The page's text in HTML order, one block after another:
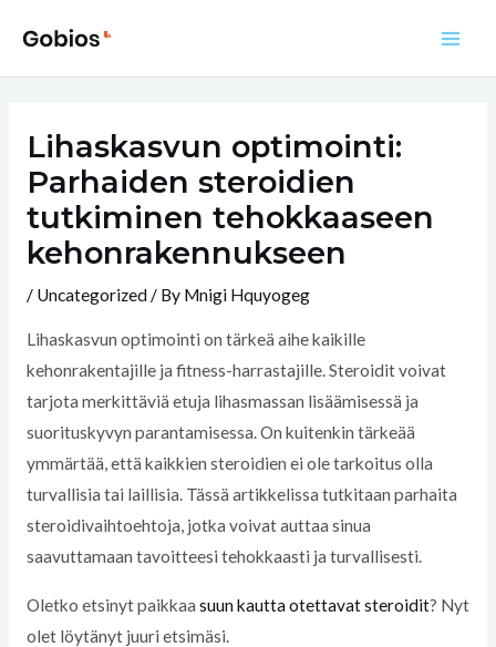
content
Lihaskasvun optimointi:
Parhaiden steroidien
tutkiminen tehokkaaseen
kehonrakennukseen
/ Uncategorized/ By Mnigi Hquyogeg
Lihaskasvun optimointi on tärkeä aihe kaikille
kehonrakentajille ja fitness-harrastajille. Steroidit voivat
tarjota merkittäviä etuja lihasmassan lisäämisessä ja
suorituskyvyn parantamisessa. On kuitenkin tärkeää
ymmärtää, että kaikkien steroidien ei ole tarkoitus olla
turvallisia tai laillisia. Tässä artikkelissa tutkitaan parhaita
steroidivaihtoehtoja, jotka voivat auttaa sinua
saavuttamaan tavoitteesi tehokkaasti ja turvallisesti.
Oletko etsinyt paikkaa suun kautta otettavat steroidit? Nyt
olet löytänyt juuri etsimäsi.